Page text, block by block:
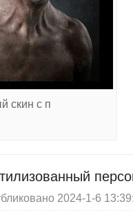
скин с п
2024-1-6